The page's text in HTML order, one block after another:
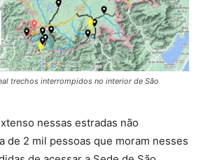
trechos interrompidos no interior de São
nessas estradas não
de 2 mil pessoas que moram nesses